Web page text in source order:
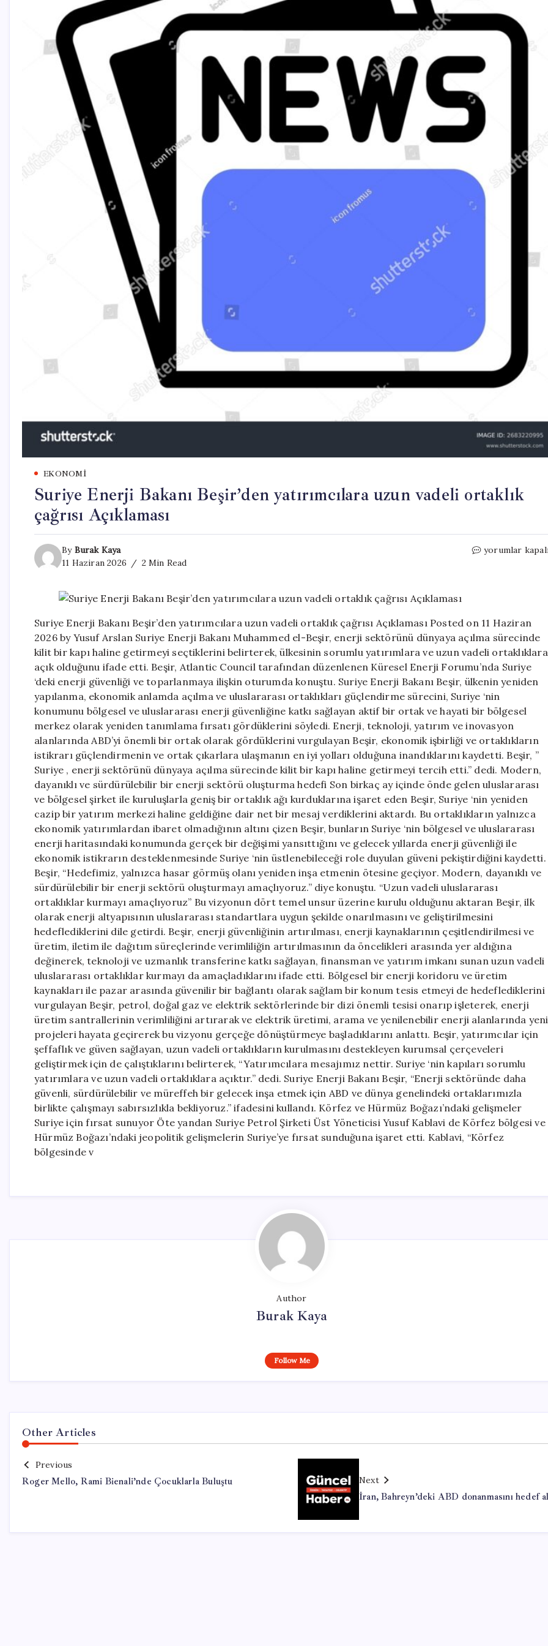
EKONOMI
Suriye Enerji Bakanı Beşir’den yatırımcılara uzun vadeli ortaklık
çağrısı Açıklaması
By Burak Kaya
11 Haziran 2026
2 Min Read
Suriye
vadeli
ortaklık
çağrısı
Açıklaması
için
yorumlar
Suriye Enerji Bakanı Beşir’den yatırımcılara uzun vadeli ortaklık çağrısı Açıklaması Posted on 11 Haziran
2026 by Yusuf Arslan Suriye Enerji Bakanı Muhammed el-Beşir, enerji sektörünü dünyaya açılma sürecinde
kilit bir kapı haline getirmeyi seçtiklerini belirterek, ülkesinin sorumlu yatırımlara ve uzun vadeli ortaklıklara
açık olduğunu ifade etti. Beşir, Atlantic Council tarafından düzenlenen Küresel Enerji Forumu’nda Suriye
‘deki enerji güvenliği ve toparlanmaya ilişkin oturumda konuştu. Suriye Enerji Bakanı Beşir, ülkenin yeniden
yapılanma, ekonomik anlamda açılma ve uluslararası ortaklıkları güçlendirme sürecini, Suriye ‘nin
konumunu bölgesel ve uluslararası enerji güvenliğine katkı sağlayan aktif bir ortak ve hayati bir bölgesel
merkez olarak yeniden tanımlama fırsatı gördüklerini söyledi. Enerji, teknoloji, yatırım ve inovasyon
alanlarında ABD’yi önemli bir ortak olarak gördüklerini vurgulayan Beşir, ekonomik işbirliği ve ortaklıkların
istikrarı güçlendirmenin ve ortak çıkarlara ulaşmanın en iyi yolları olduğuna inandıklarını kaydetti. Beşir, ”
Suriye , enerji sektörünü dünyaya açılma sürecinde kilit bir kapı haline getirmeyi tercih etti.” dedi. Modern,
dayanıklı ve sürdürülebilir bir enerji sektörü oluşturma hedefi Son birkaç ay içinde önde gelen uluslararası
ve bölgesel şirket ile kuruluşlarla geniş bir ortaklık ağı kurduklarına işaret eden Beşir, Suriye ‘nin yeniden
cazip bir yatırım merkezi haline geldiğine dair net bir mesaj verdiklerini aktardı. Bu ortaklıkların yalnızca
ekonomik yatırımlardan ibaret olmadığının altını çizen Beşir, bunların Suriye ‘nin bölgesel ve uluslararası
enerji haritasındaki konumunda gerçek bir değişimi yansıttığını ve gelecek yıllarda enerji güvenliği ile
ekonomik istikrarın desteklenmesinde Suriye ‘nin üstlenebileceği role duyulan güveni pekiştirdiğini kaydetti.
Beşir, “Hedefimiz, yalnızca hasar görmüş olanı yeniden inşa etmenin ötesine geçiyor. Modern, dayanıklı ve
sürdürülebilir bir enerji sektörü oluşturmayı amaçlıyoruz.” diye konuştu. “Uzun vadeli uluslararası
ortaklıklar kurmayı amaçlıyoruz” Bu vizyonun dört temel unsur üzerine kurulu olduğunu aktaran Beşir, ilk
olarak enerji altyapısının uluslararası standartlara uygun şekilde onarılmasını ve geliştirilmesini
hedeflediklerini dile getirdi. Beşir, enerji güvenliğinin artırılması, enerji kaynaklarının çeşitlendirilmesi ve
üretim, iletim ile dağıtım süreçlerinde verimliliğin artırılmasının da öncelikleri arasında yer aldığına
değinerek, teknoloji ve uzmanlık transferine katkı sağlayan, finansman ve yatırım imkanı sunan uzun vadeli
uluslararası ortaklıklar kurmayı da amaçladıklarını ifade etti. Bölgesel bir enerji koridoru ve üretim
kaynakları ile pazar arasında güvenilir bir bağlantı olarak sağlam bir konum tesis etmeyi de hedeflediklerini
vurgulayan Beşir, petrol, doğal gaz ve elektrik sektörlerinde bir dizi önemli tesisi onarıp işleterek, enerji
üretim santrallerinin verimliliğini artırarak ve elektrik üretimi, arama ve yenilenebilir enerji alanlarında yeni
projeleri hayata geçirerek bu vizyonu gerçeğe dönüştürmeye başladıklarını anlattı. Beşir, yatırımcılar için
şeffaflık ve güven sağlayan, uzun vadeli ortaklıkların kurulmasını destekleyen kurumsal çerçeveleri
geliştirmek için de çalıştıklarını belirterek, “Yatırımcılara mesajımız nettir. Suriye ‘nin kapıları sorumlu
yatırımlara ve uzun vadeli ortaklıklara açıktır.” dedi. Suriye Enerji Bakanı Beşir, “Enerji sektöründe daha
güvenli, sürdürülebilir ve müreffeh bir gelecek inşa etmek için ABD ve dünya genelindeki ortaklarımızla
birlikte çalışmayı sabırsızlıkla bekliyoruz.” ifadesini kullandı. Körfez ve Hürmüz Boğazı’ndaki gelişmeler
Suriye için fırsat sunuyor Öte yandan Suriye Petrol Şirketi Üst Yöneticisi Yusuf Kablavi de Körfez bölgesi ve
Hürmüz Boğazı’ndaki jeopolitik gelişmelerin Suriye’ye fırsat sunduğuna işaret etti. Kablavi, “Körfez
bölgesinde v
Author
Burak Kaya
Follow Me
Other Articles
Previous
Roger Mello, Rami Bienali’nde Çocuklarla Buluştu Next
İran, Bahreyn’deki ABD donanmasını hedef